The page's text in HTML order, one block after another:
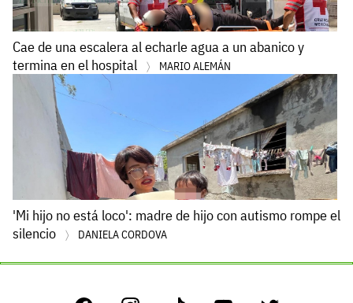
Cae de una escalera al echarle agua a un abanico y
termina en el hospital
MARIO ALEMÁN
'Mi hijo no está loco': madre de hijo con autismo rompe el
silencio
DANIELA CORDOVA